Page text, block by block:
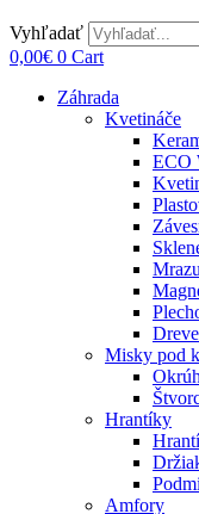
Vyhľadať
0,00€ 0 Cart
Záhrada
Kvetináče
ECO
Misky pod
Hrantíky
Amfory